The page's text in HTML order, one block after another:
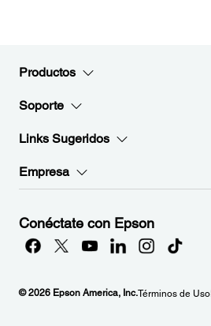
Productos
Soporte
Links Sugeridos
Empresa
Conéctate con Epson
© 2026 Epson America, Inc.Términos de Uso